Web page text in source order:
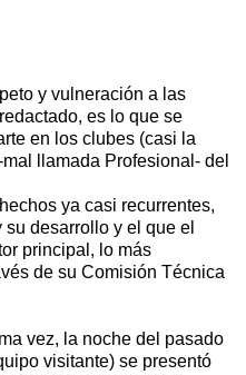
y vulneración a las
es lo que se
en los clubes (casi la
llamada Profesional- del
ya casi recurrentes,
desarrollo y el que el
principal, lo más
de su Comisión Técnica
vez, la noche del pasado
visitante) se presentó